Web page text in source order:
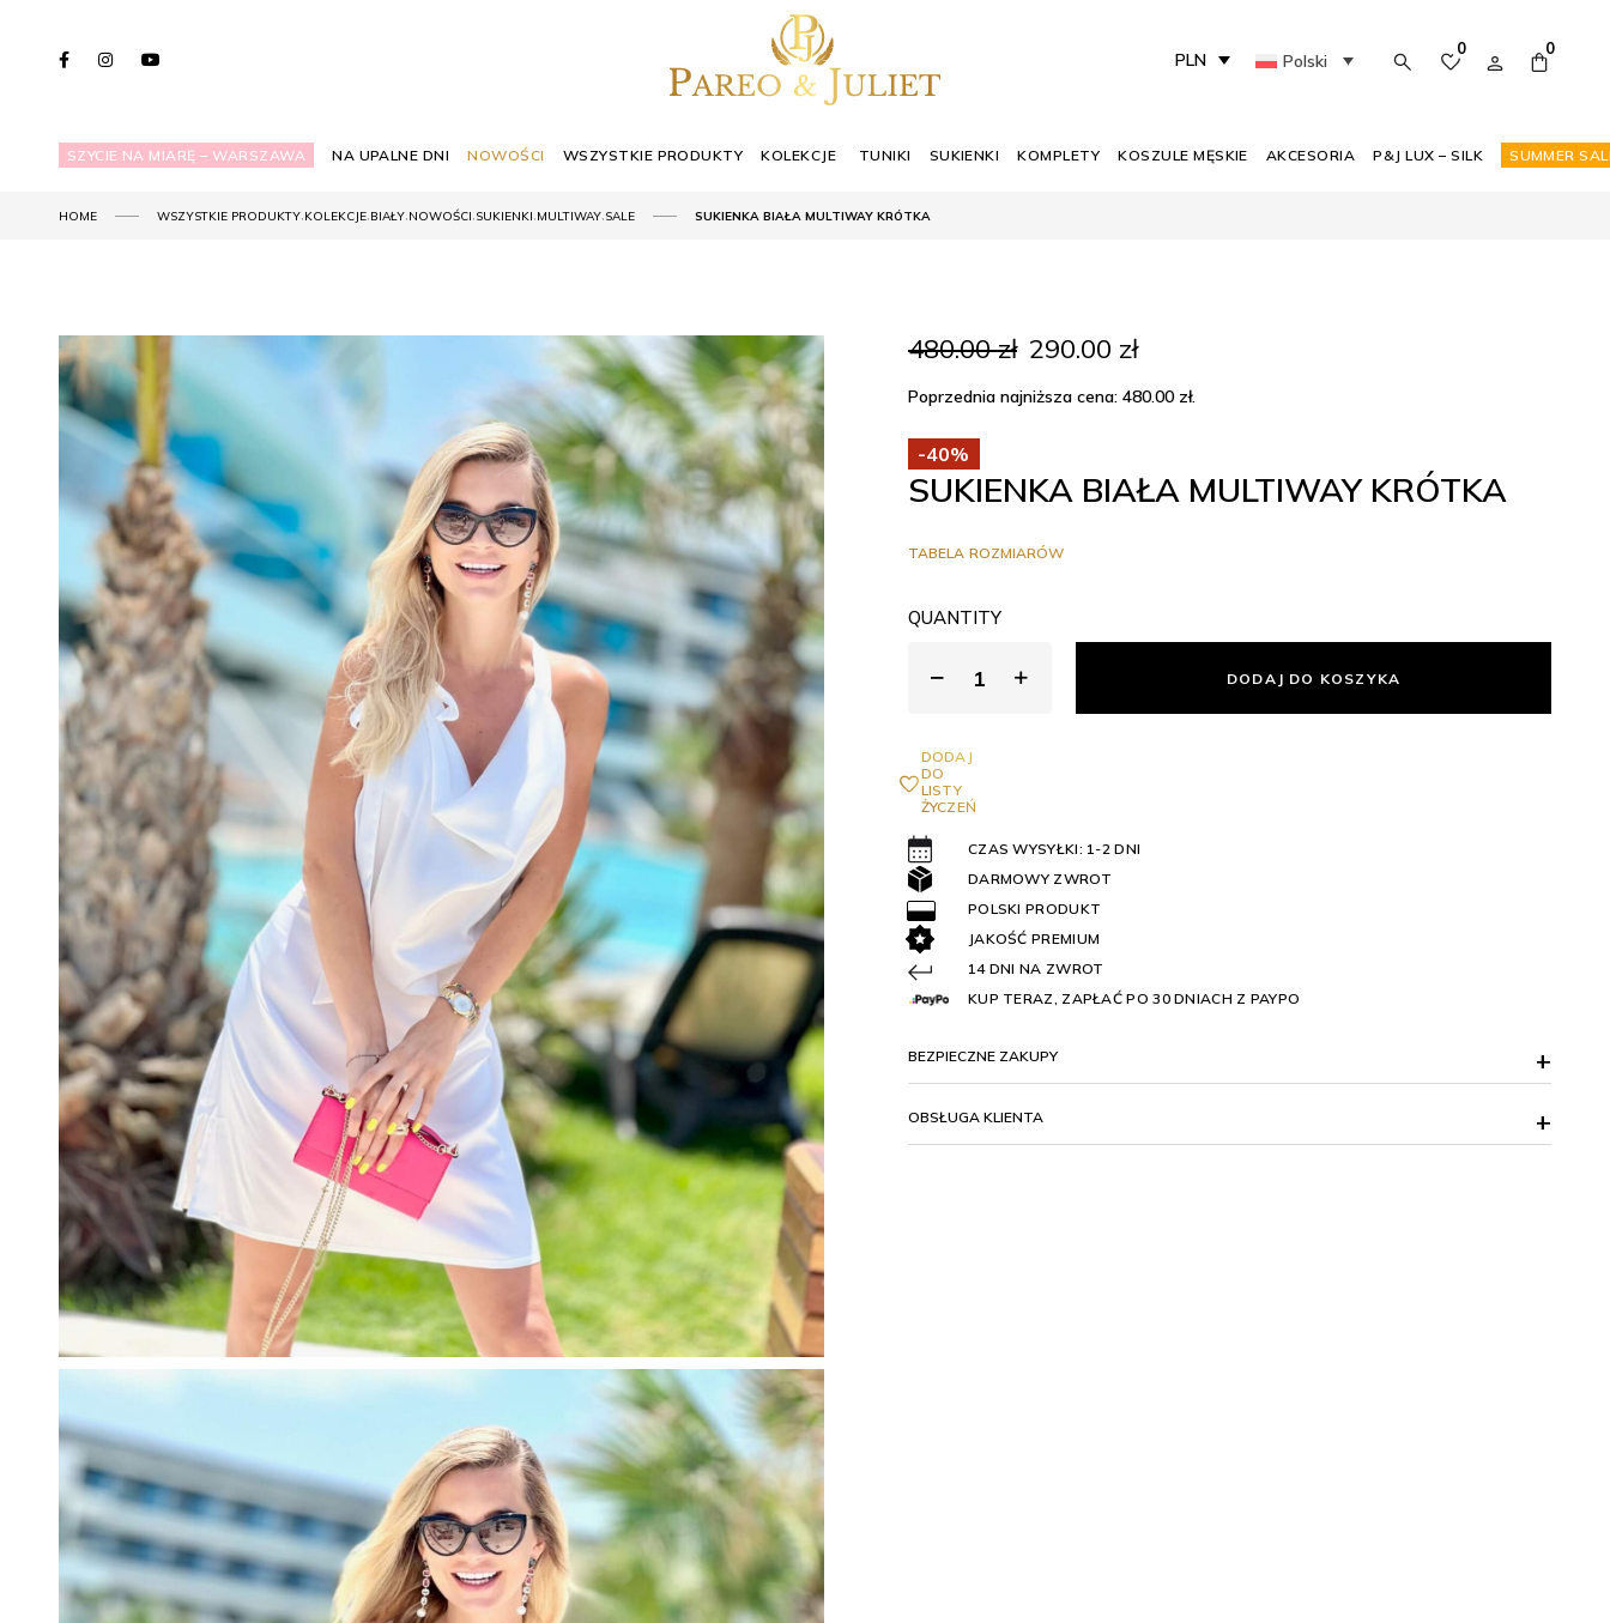
PLN Polski
0 0
SZYCIE NA MIARĘ – WARSZAWA NA UPALNE DNI NOWOŚCI WSZYSTKIE PRODUKTY KOLEKCJE TUNIKI SUKIENKI KOMPLETY KOSZULE MĘSKIE AKCESORIA P&J LUX – SILK SUMMER
HOME WSZYSTKIE PRODUKTY,KOLEKCJE,BIAŁY,NOWOŚCI,SUKIENKI,MULTIWAY,SALE SUKIENKA BIAŁA MULTIWAY KRÓTKA
480.00zł Pierwotna
cena
wynosiła:
480.00 zł.
290.00 złAktualna
cena
wynosi:
290.00 zł.
Poprzednia najniższa cena: 480.00 zł.
-40%
SUKIENKA BIAŁA MULTIWAY KRÓTKA
TABELA ROZMIARÓW
QUANTITY
DODAJ DO KOSZYKA
DODAJ
DO
LISTY
ŻYCZEŃ
CZAS WYSYŁKI: 1-2 DNI
DARMOWY ZWROT
POLSKI PRODUKT
JAKOŚĆ PREMIUM
14 DNI NA ZWROT
KUP TERAZ, ZAPŁAĆ PO 30 DNIACH Z PAYPO
BEZPIECZNE ZAKUPY
OBSŁUGA KLIENTA